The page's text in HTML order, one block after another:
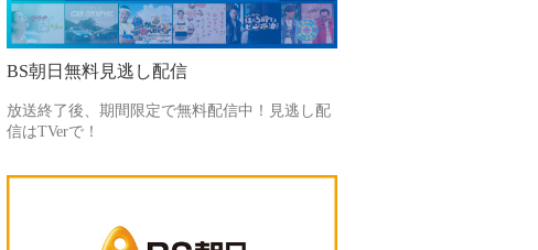
BS朝日無料見逃し配信
放送終了後、期間限定で無料配信中！見逃し配
信はTVerで！